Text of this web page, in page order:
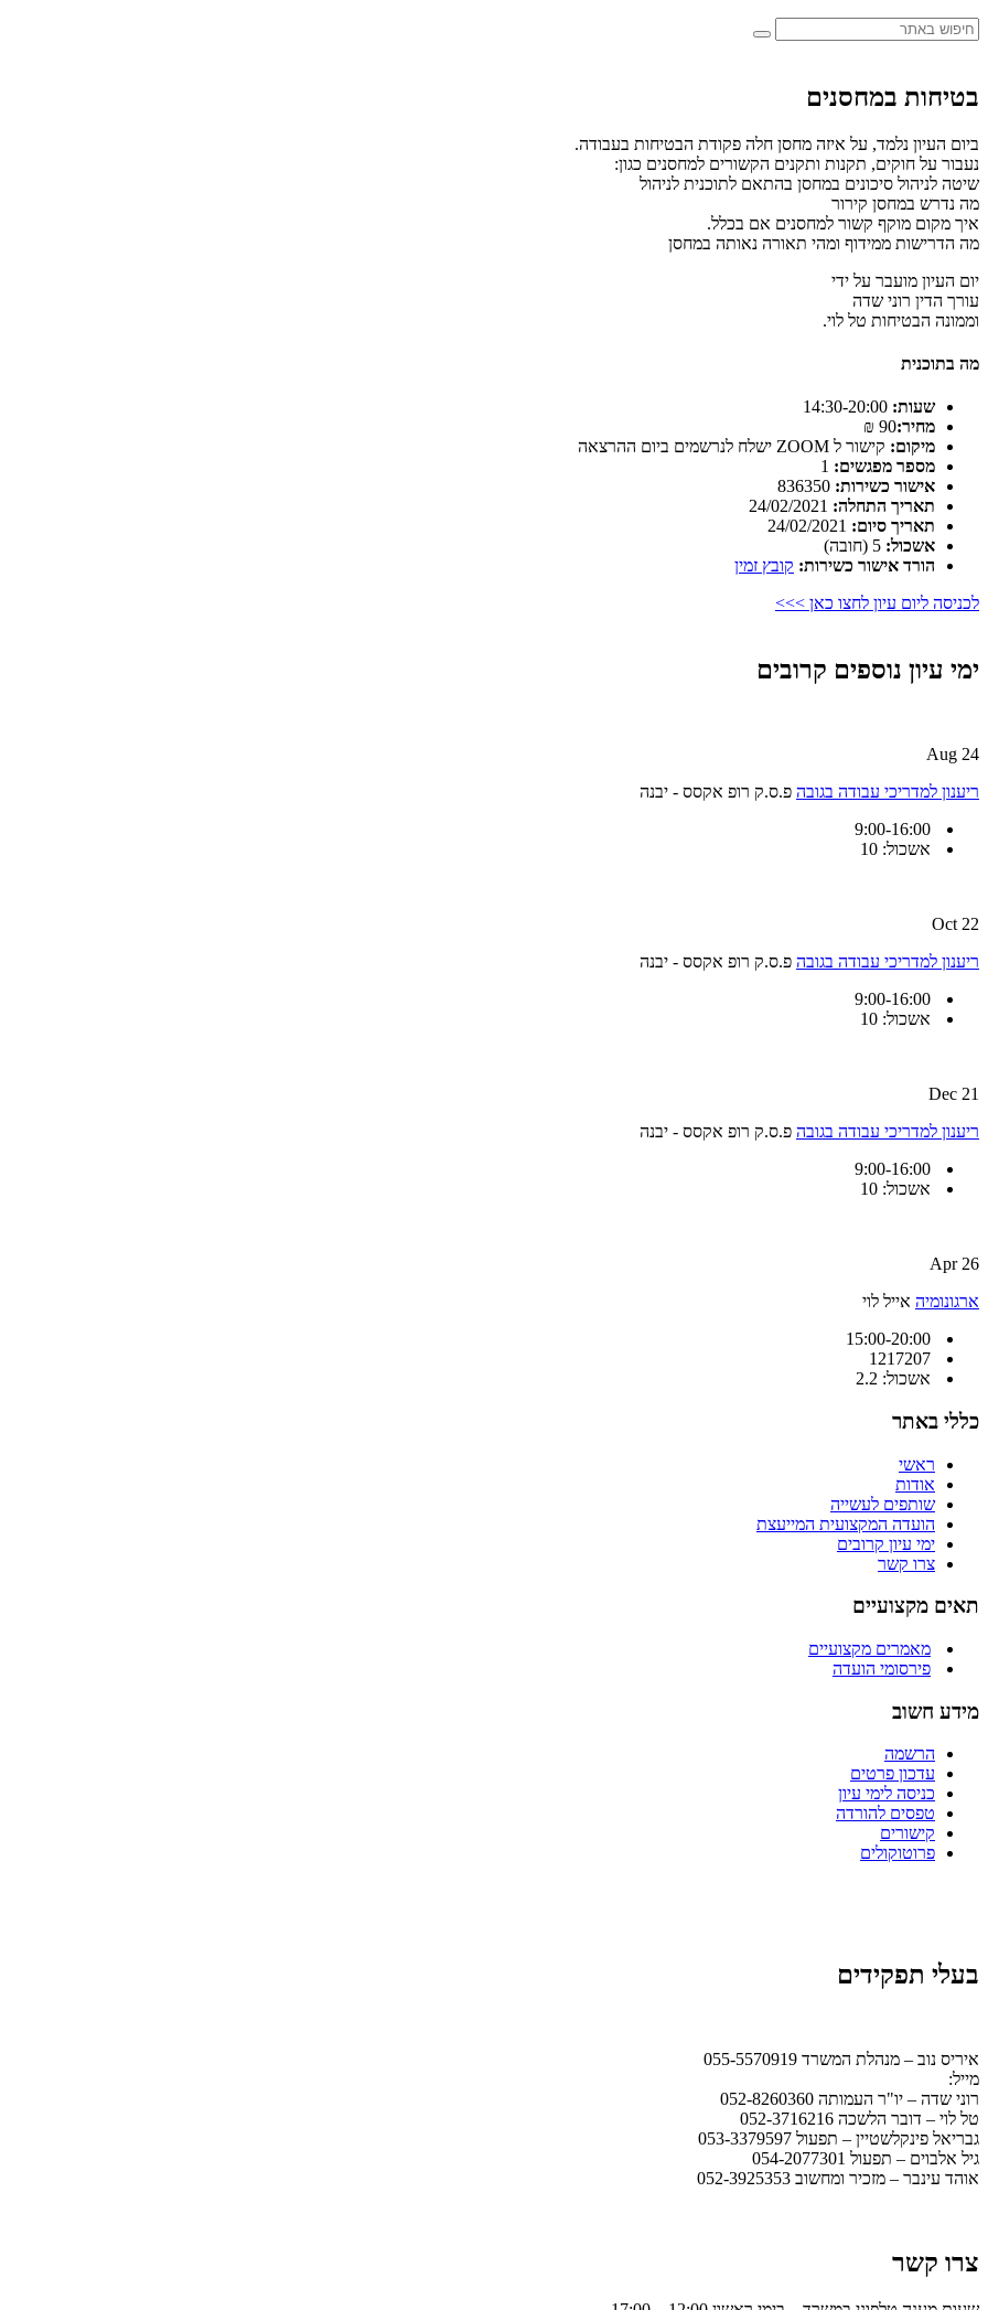
בטיחות במחסנים
ביום העיון נלמד, על איזה מחסן חלה פקודת הבטיחות בעבודה.
נעבור על חוקים, תקנות ותקנים הקשורים למחסנים כגון:
שיטה לניהול סיכונים במחסן בהתאם לתוכנית לניהול
מה נדרש במחסן קירור
איך מקום מוקף קשור למחסנים אם בכלל.
מה הדרישות ממידוף ומהי תאורה נאותה במחסן
יום העיון מועבר על ידי
עורך הדין רוני שדה
וממונה הבטיחות טל לוי.
מה בתוכנית
שעות:
מחיר:90 ₪
מיקום: קישור ל ZOOM ישלח לנרשמים ביום ההרצאה
מספר מפגשים:
אישור כשירות:
תאריך התחלה:
תאריך סיום:
אשכול:
הורד אישור כשירות: קובץ זמין
לכניסה ליום עיון לחצו כאן >>>
ימי עיון נוספים קרובים
24 Aug
ריענון למדריכי עבודה בגובה פ.ס.ק רופ אקסס - יבנה
אשכול: 10
22 Oct
ריענון למדריכי עבודה בגובה פ.ס.ק רופ אקסס - יבנה
אשכול: 10
21 Dec
ריענון למדריכי עבודה בגובה פ.ס.ק רופ אקסס - יבנה
אשכול: 10
26 Apr
ארגונומיה אייל לוי
אשכול: 2.2
כללי באתר
ראשי
אודות
שותפים לעשייה
הועדה המקצועית המייעצת
ימי עיון קרובים
צרו קשר
תאים מקצועיים
מאמרים מקצועיים
פירסומי הועדה
מידע חשוב
הרשמה
עדכון פרטים
כניסה לימי עיון
טפסים להורדה
קישורים
פרוטוקולים
בעלי תפקידים
איריס נוב – מנהלת המשרד 055-5570919
מייל:
רוני שדה – יו"ר העמותה 052-8260360
טל לוי – דובר הלשכה 052-3716216
גבריאל פינקלשטיין – תפעול 053-3379597
גיל אלבוים – תפעול 054-2077301
אוהד עינבר – מזכיר ומחשוב 052-3925353
צרו קשר